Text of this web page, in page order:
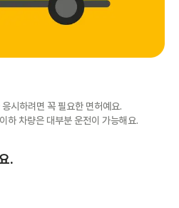
시하려면 꼭 필요한 면허예요.
하 차량은 대부분 운전이 가능해요.
.